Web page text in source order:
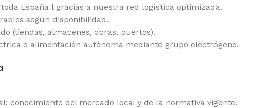
España l gracias a nuestra red logística optimizada.
según disponibilidad.
(tiendas, almacenes, obras, puertos).
o alimentación autónoma mediante grupo electrógeno.
conocimiento del mercado local y de la normativa vigente.